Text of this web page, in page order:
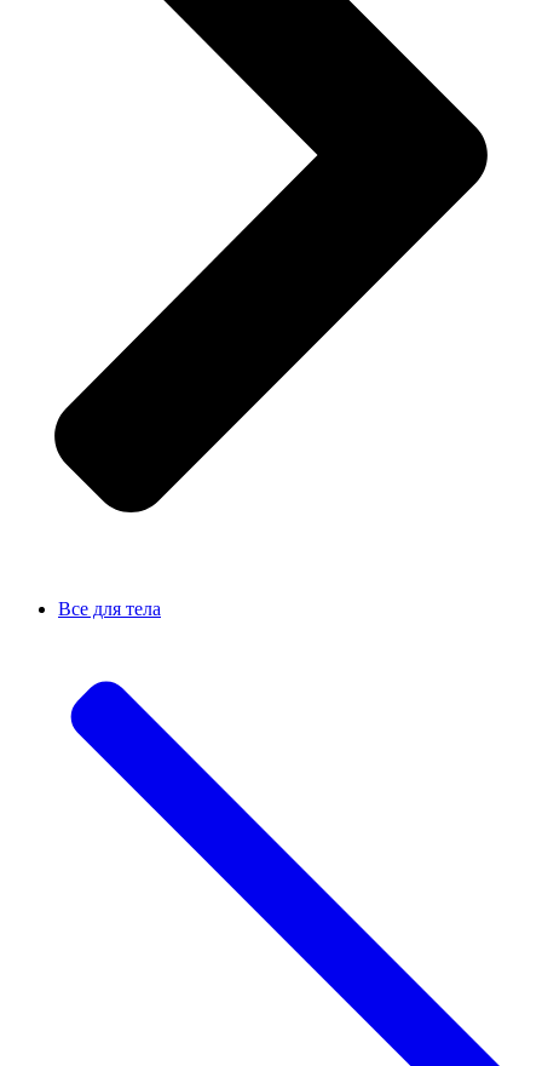
Все для тела